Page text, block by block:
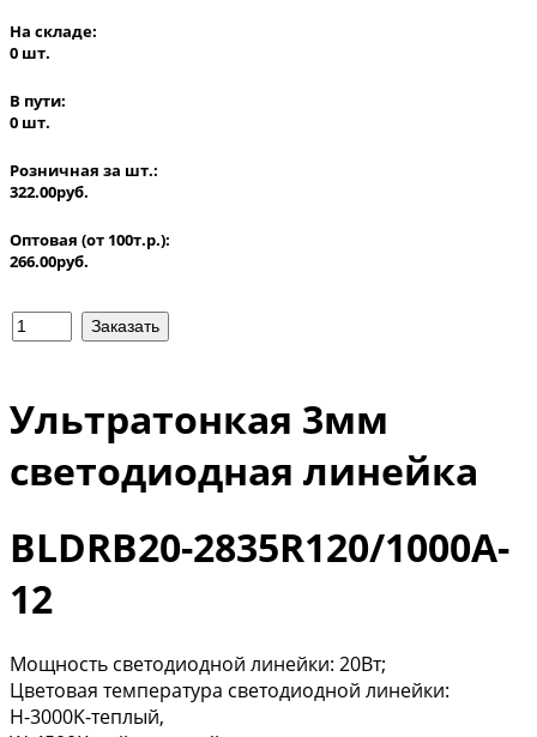
На складе:
0 шт.
В пути:
0 шт.
Розничная за шт.:
322.00руб.
Оптовая (от 100т.р.):
266.00руб.
Ультратонкая 3мм
светодиодная линейка
BLDRB20-2835R120/1000A-
12
Мощность светодиодной линейки: 20Вт;
Цветовая температура светодиодной линейки:
H-3000K-теплый,